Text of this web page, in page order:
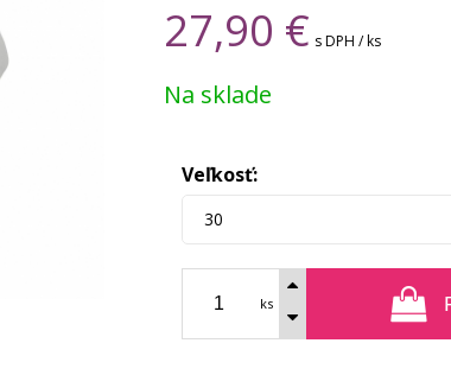
27,90 € s DPH / ks
Na sklade
Veľkosť:
30
ks